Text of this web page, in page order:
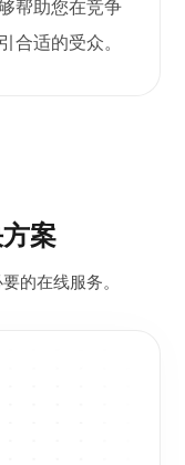
帮助您在竞争
合适的受众。
案
的在线服务。